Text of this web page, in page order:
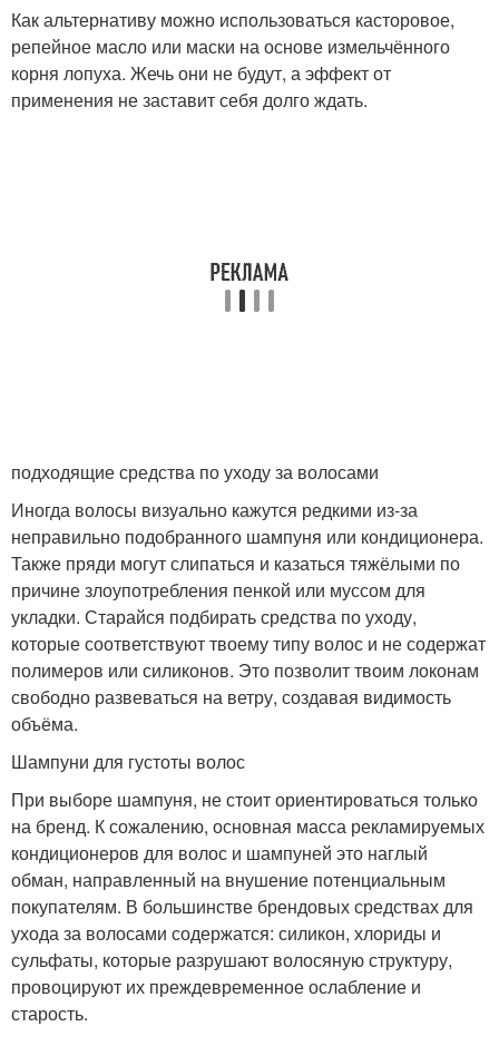
Как альтернативу можно использоваться касторовое,
репейное масло или маски на основе измельчённого
корня лопуха. Жечь они не будут, а эффект от
применения не заставит себя долго ждать.
подходящие средства по уходу за волосами
Иногда волосы визуально кажутся редкими из-за
неправильно подобранного шампуня или кондиционера.
Также пряди могут слипаться и казаться тяжёлыми по
причине злоупотребления пенкой или муссом для
укладки. Старайся подбирать средства по уходу,
которые соответствуют твоему типу волос и не содержат
полимеров или силиконов. Это позволит твоим локонам
свободно развеваться на ветру, создавая видимость
объёма.
Шампуни для густоты волос
При выборе шампуня, не стоит ориентироваться только
на бренд. К сожалению, основная масса рекламируемых
кондиционеров для волос и шампуней это наглый
обман, направленный на внушение потенциальным
покупателям. В большинстве брендовых средствах для
ухода за волосами содержатся: силикон, хлориды и
сульфаты, которые разрушают волосяную структуру,
провоцируют их преждевременное ослабление и
старость.